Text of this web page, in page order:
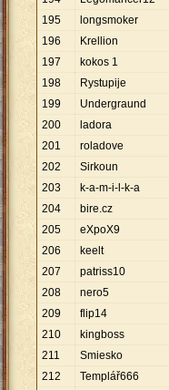
195
longsmoker
196
Krellion
197
kokos 1
198
Rystupije
199
Undergraund
200
ladora
201
roladove
202
Sirkoun
203
k-a-m-i-l-k-a
204
bire.cz
205
eXpoX9
206
keelt
207
patriss10
208
nero5
209
flip14
210
kingboss
211
Smiesko
212
Templář666